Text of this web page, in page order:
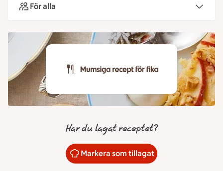
För alla
Har du lagat receptet?
Markera som tillagat